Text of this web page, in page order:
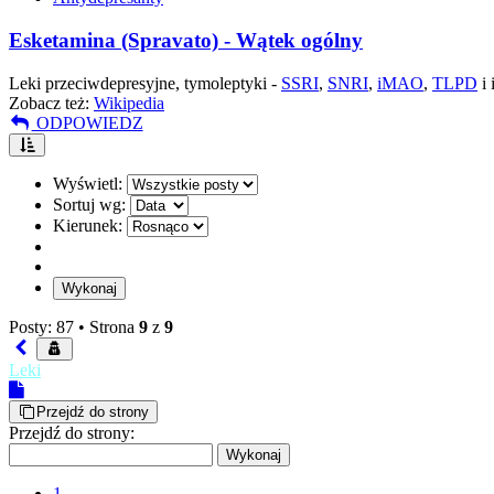
Esketamina (Spravato) - Wątek ogólny
Leki przeciwdepresyjne, tymoleptyki - SSRI, SNRI, iMAO, TLPD i
Zobacz też: Wikipedia
ODPOWIEDZ
Wyświetl:
Sortuj wg:
Kierunek:
Posty: 87 • Strona 9 z 9
Leki
Przejdź do strony
Przejdź do strony: